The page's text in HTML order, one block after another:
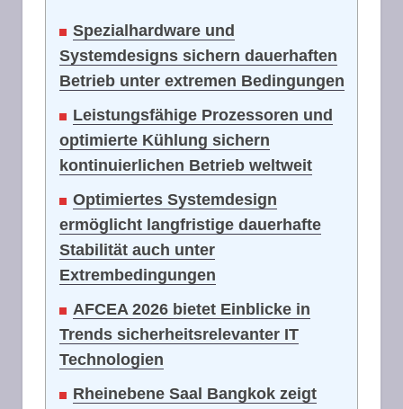
Spezialhardware und
Systemdesigns sichern dauerhaften
Betrieb unter extremen Bedingungen
Leistungsfähige Prozessoren und
optimierte Kühlung sichern
kontinuierlichen Betrieb weltweit
Optimiertes Systemdesign
ermöglicht langfristige dauerhafte
Stabilität auch unter
Extrembedingungen
AFCEA 2026 bietet Einblicke in
Trends sicherheitsrelevanter IT
Technologien
Rheinebene Saal Bangkok zeigt